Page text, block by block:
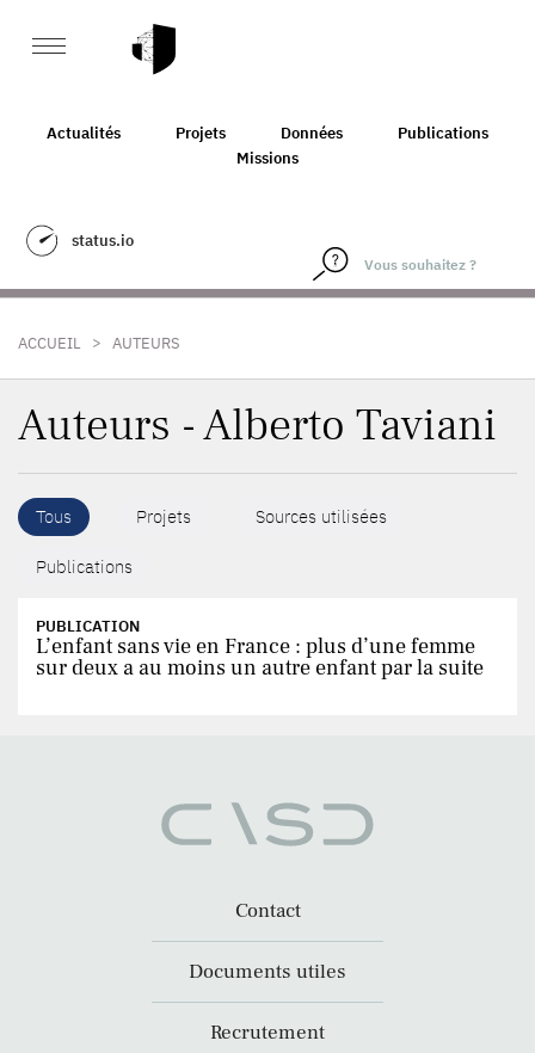
Actualités Projets Données
Publications
Missions
status.io
ACCUEIL > AUTEURS
Auteurs - Alberto Taviani
Tous Projets Sources utilisées
Publications
PUBLICATION
L’enfant sans vie en France : plus d’une femme
sur deux a au moins un autre enfant par la suite
Contact
Documents utiles
Recrutement